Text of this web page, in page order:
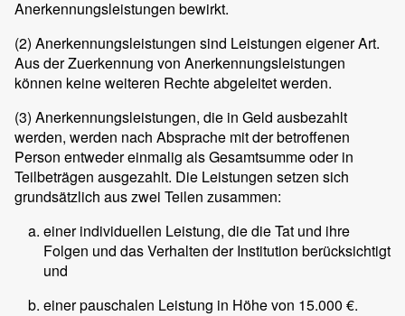
Anerkennungsleistungen bewirkt.
(2) Anerkennungsleistungen sind Leistungen eigener Art.
Aus der Zuerkennung von Anerkennungsleistungen
können keine weiteren Rechte abgeleitet werden.
(3) Anerkennungsleistungen, die in Geld ausbezahlt
werden, werden nach Absprache mit der betroffenen
Person entweder einmalig als Gesamtsumme oder in
Teilbeträgen ausgezahlt. Die Leistungen setzen sich
grundsätzlich aus zwei Teilen zusammen:
einer individuellen Leistung, die die Tat und ihre
Folgen und das Verhalten der Institution berücksichtigt
und
einer pauschalen Leistung in Höhe von 15.000 €.